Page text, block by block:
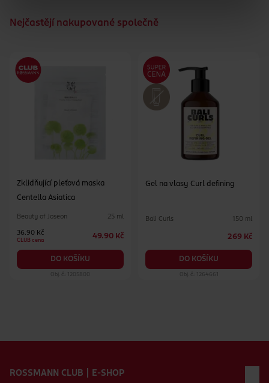
Nejčastějí nakupované společně
Zklidňující pleťová maska
Centella Asiatica
Beauty of Joseon 25 ml
36.90 Kč
CLUB cena
49.90 Kč
DO KOŠÍKU
Obj. č.: 1205800
Gel na vlasy Curl defining
Bali Curls 150 ml
269 Kč
DO KOŠÍKU
Obj. č.: 1264661
ROSSMANN CLUB | E-SHOP